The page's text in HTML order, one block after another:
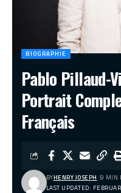
BIOGRAPHIE
Pablo Pillaud-
Portrait
Français
LAST UPDATED:
BYHENRY JOSEPH 9 MIN